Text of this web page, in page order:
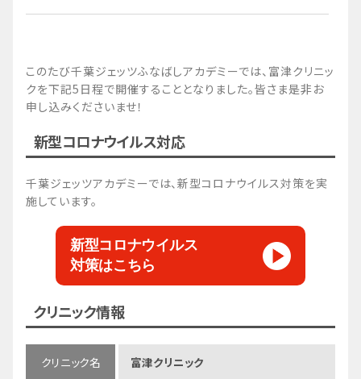
このたび千葉ジェッツふなばしアカデミーでは、富津クリニッ
クを下記5日程で開催することとなりました。皆さま是非お
申し込みくださいませ！
新型コロナウイルス対応
千葉ジェッツアカデミーでは、新型コロナウイルス対策を実
施しています。
新型コロナウイルス
対策はこちら
クリニック情報
クリニック名 富津クリニック